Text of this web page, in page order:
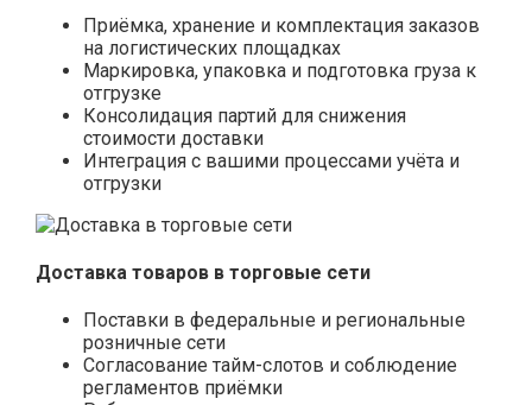
Приёмка, хранение и комплектация заказов
на логистических площадках
Маркировка, упаковка и подготовка груза к
отгрузке
Консолидация партий для снижения
стоимости доставки
Интеграция с вашими процессами учёта и
отгрузки
Доставка товаров в торговые сети
Поставки в федеральные и региональные
розничные сети
Согласование тайм-слотов и соблюдение
регламентов приёмки